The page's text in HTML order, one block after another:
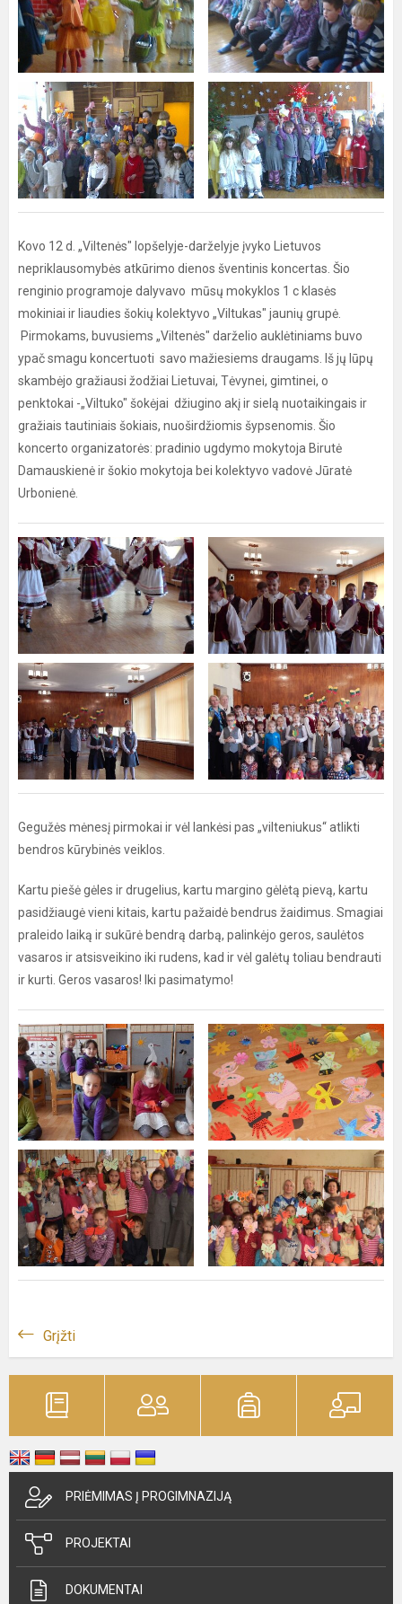
Kovo 12 d. „Viltenės" lopšelyje-darželyje įvyko Lietuvos
nepriklausomybės atkūrimo dienos šventinis koncertas. Šio
renginio programoje dalyvavo mūsų mokyklos 1 c klasės
mokiniai ir liaudies šokių kolektyvo „Viltukas" jaunių grupė.
Pirmokams, buvusiems „Viltenės" darželio auklėtiniams buvo
ypač smagu koncertuoti savo mažiesiems draugams. Iš jų lūpų
skambėjo gražiausi žodžiai Lietuvai, Tėvynei, gimtinei, o
penktokai -„Viltuko" šokėjai džiugino akį ir sielą nuotaikingais ir
gražiais tautiniais šokiais, nuoširdžiomis šypsenomis. Šio
koncerto organizatorės: pradinio ugdymo mokytoja Birutė
Damauskienė ir šokio mokytoja bei kolektyvo vadovė Jūratė
Urbonienė.
Gegužės mėnesį pirmokai ir vėl lankėsi pas „vilteniukus“ atlikti
bendros kūrybinės veiklos.
Kartu piešė gėles ir drugelius, kartu margino gėlėtą pievą, kartu
pasidžiaugė vieni kitais, kartu pažaidė bendrus žaidimus. Smagiai
praleido laiką ir sukūrė bendrą darbą, palinkėjo geros, saulėtos
vasaros ir atsisveikino iki rudens, kad ir vėl galėtų toliau bendrauti
ir kurti. Geros vasaros! Iki pasimatymo!
Grįžti
PRIĖMIMAS Į PROGIMNAZIJĄ
PROJEKTAI
DOKUMENTAI